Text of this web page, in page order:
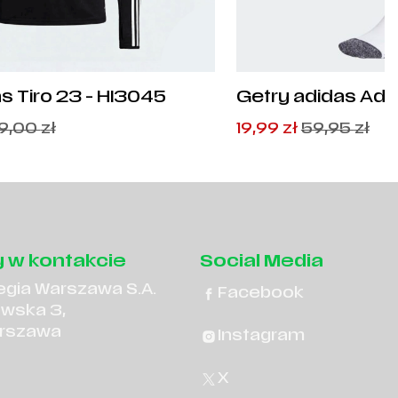
Tiro 23 - HI3045
zł
Getry adidas Adi
Pierwotna
Aktualna
19,99 zł 59,95zł
w kontakcie
Warszawa S.A.
3,
Social Media
Facebook
Instagram
X